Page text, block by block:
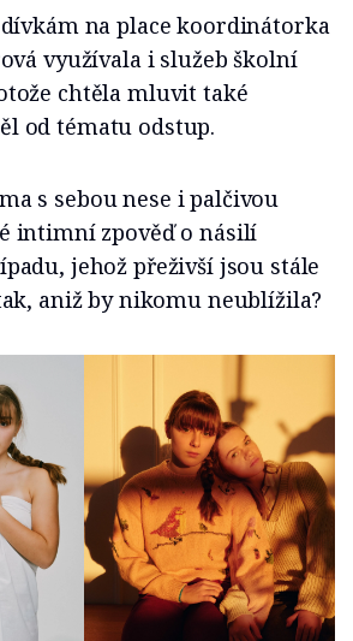
na place koordinátorka
využívala i služeb školní
chtěla mluvit také
od tématu odstup.
s sebou nese i palčivou
intimní zpověď o násilí
jehož přeživší jsou stále
aniž by nikomu neublížila?